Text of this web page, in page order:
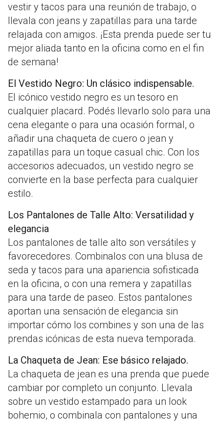
vestir y tacos para una reunión de trabajo, o
llevala con jeans y zapatillas para una tarde
relajada con amigos. ¡Esta prenda puede ser tu
mejor aliada tanto en la oficina como en el fin
de semana!
El Vestido Negro: Un clásico indispensable.
El icónico vestido negro es un tesoro en
cualquier placard. Podés llevarlo solo para una
cena elegante o para una ocasión formal, o
añadir una chaqueta de cuero o jean y
zapatillas para un toque casual chic. Con los
accesorios adecuados, un vestido negro se
convierte en la base perfecta para cualquier
estilo.
Los Pantalones de Talle Alto: Versatilidad y
elegancia
Los pantalones de talle alto son versátiles y
favorecedores. Combinalos con una blusa de
seda y tacos para una apariencia sofisticada
en la oficina, o con una remera y zapatillas
para una tarde de paseo. Estos pantalones
aportan una sensación de elegancia sin
importar cómo los combines y son una de las
prendas icónicas de esta nueva temporada.
La Chaqueta de Jean: Ese básico relajado.
La chaqueta de jean es una prenda que puede
cambiar por completo un conjunto. Llevala
sobre un vestido estampado para un look
bohemio, o combinala con pantalones y una